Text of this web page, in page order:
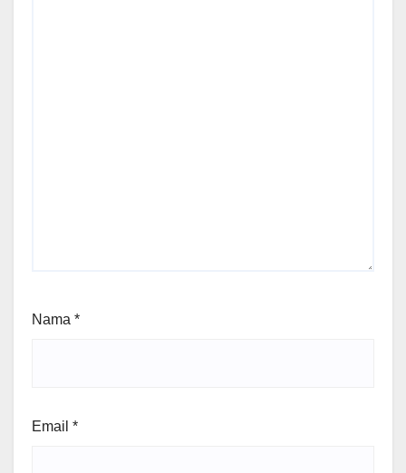
Nama *
Email *